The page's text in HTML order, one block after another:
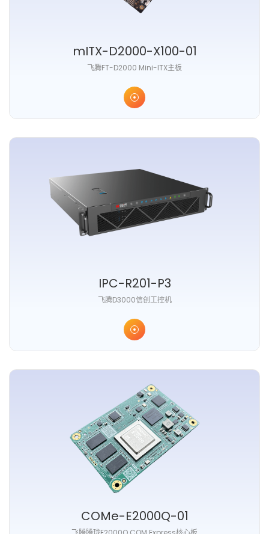
mITX-D2000-X100-01
⻜腾FT-D2000 Mini-ITX主板
IPC-R201-P3
⻜腾D3000信创⼯控机
COMe-E2000Q-01